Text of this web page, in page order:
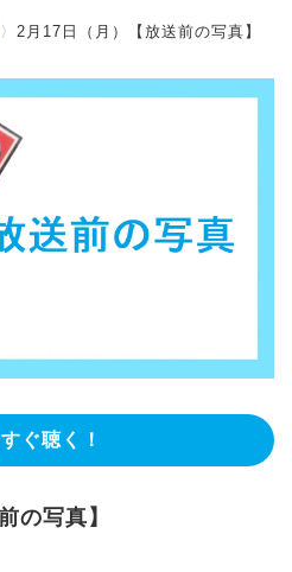
〉2月17日（月）【放送前の写真】
ぐ聴く！
の写真】